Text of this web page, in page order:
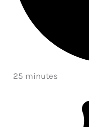
25 minutes